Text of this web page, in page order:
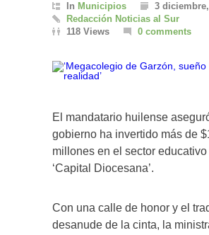
In Municipios
3
Redacción Noticias al Sur
118 Views
0 comments
El mandatario huilense
gobierno ha invertido más de
millones en el sector educativo
‘Capital Diocesana’.
Con una calle de honor y el
desanude de la cinta, la